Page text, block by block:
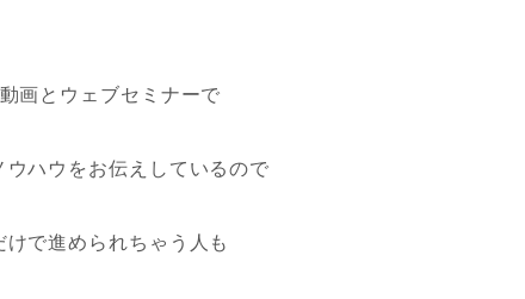
画とウェブセミナーで
ウハウをお伝えしているので
けで進められちゃう人も